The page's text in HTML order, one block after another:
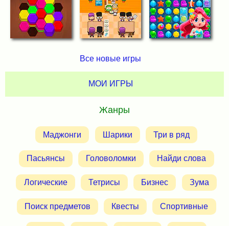
Все новые игры
МОИ ИГРЫ
Жанры
Маджонги Шарики Три в ряд
Пасьянсы Головоломки Найди слова
Логические Тетрисы Бизнес Зума
Поиск предметов Квесты Спортивные